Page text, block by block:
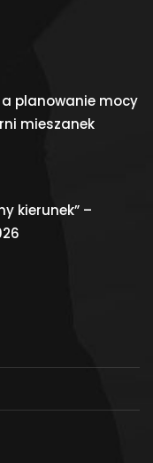
planowanie mocy
mieszanek
kierunek” –